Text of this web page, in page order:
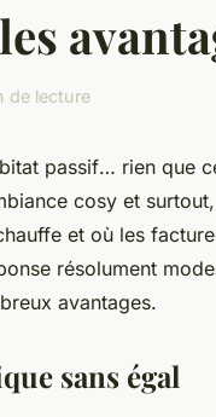
de lecture
passif… rien que
cosy et
et où les
résolument
avantages.
sans égal